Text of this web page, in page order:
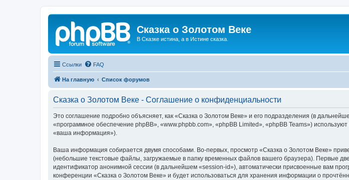
Сказка о Золотом Веке
В Сказке истина, а в Истине сказка.
Ссылки FAQ
На главную Список форумов
Сказка о Золотом Веке - Соглашение о конфиденциальности
Это соглашение подробно объясняет, как «Сказка о Золотом Веке» и его подразделения (в
«программное обеспечение phpBB», «www.phpbb.com», «phpBB Limited», «phpBB Teams»)
«ваша информация»).
Ваша информация собирается двумя способами. Во-первых, просмотр «Сказка о Золотом Веке»
(небольшие текстовые файлы, загружаемые в папку временных файлов вашего браузера). Первые
идентификатор анонимной сессии (в дальнейшем «session-id»), автоматически присвоенные вам
конференции «Сказка о Золотом Веке» и будет использоваться для хранения информации о